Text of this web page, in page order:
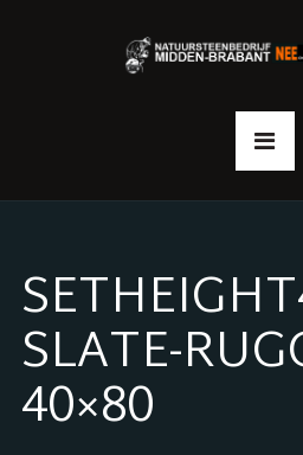
SLATE-
40×80